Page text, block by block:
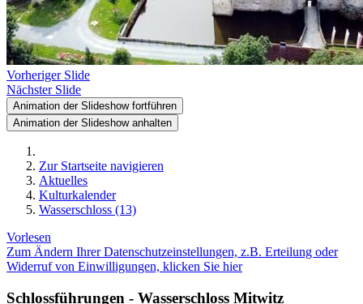
Vorheriger Slide
Nächster Slide
Animation der Slideshow fortführen
Animation der Slideshow anhalten
Zur Startseite navigieren
Aktuelles
Kulturkalender
Wasserschloss (13)
Vorlesen
Zum Ändern Ihrer Datenschutzeinstellungen, z.B. Erteilung oder
Widerruf von Einwilligungen, klicken Sie hier
Schlossführungen - Wasserschloss Mitwitz